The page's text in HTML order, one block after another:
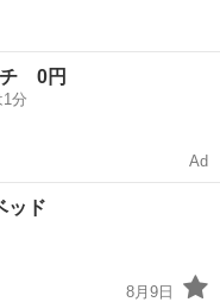
チ 0円
分
Ad
ッド
8月9日